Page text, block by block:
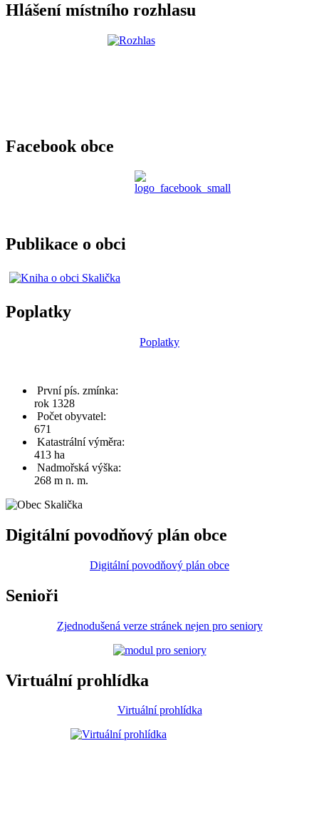
Hlášení místního rozhlasu
Facebook obce
Publikace o obci
Poplatky
Poplatky
První pís. zmínka:
rok 1328
Počet obyvatel:
671
Katastrální výměra:
413 ha
Nadmořská výška:
268 m n. m.
Digitální povodňový plán obce
Digitální povodňový plán obce
Senioři
Zjednodušená verze stránek nejen pro seniory
Virtuální prohlídka
Virtuální prohlídka